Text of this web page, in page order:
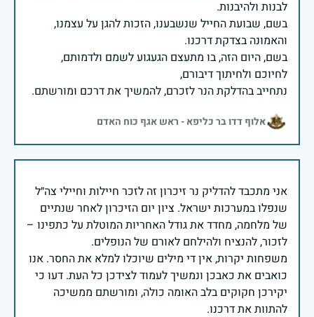
בשם, שבועת החייל שנשבענו, הזכות להגן על עצמנו,
בשם, היום הזה, בו מתעצם הגעגוע לשמם ולדמותם,
נתחייב בהדלקת הנר לזכרם, להמשיך את דרכם ומורשתם.
אלוף דדו בר כליפא - ראש אגף כוח האדם
אני מתכבד להדליק נר זיכרון זה לזכר חיילות וחיילי צה״ל
שנפלו במערכות ישראל. ציון יום הזיכרון לאחר שנתיים
של מלחמה, מחדד את גודל האחריות המוטלת על כתפינו –
משפחות יקרות, אין די מילים שיוכלו למלא את החסר. אנו
כואבים את כאבכן ונמשיך לעמוד לצידכן כל העת. דעו כי
יקירכן חקוקים בלב האומה כולה, ומורשתם ממשיכה